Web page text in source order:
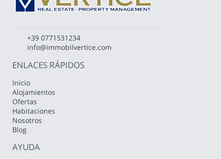
+39 0771531234
info@immobilvertice.com
ENLACES RÁPIDOS
Inicio
Alojamientos
Ofertas
Habitaciones
Nosotros
Blog
AYUDA